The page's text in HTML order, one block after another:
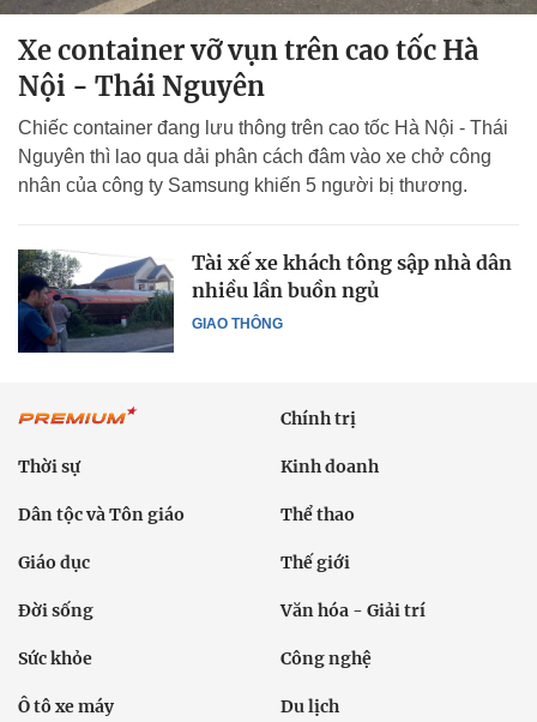
Xe container vỡ vụn trên cao tốc Hà
Nội - Thái Nguyên
Chiếc container đang lưu thông trên cao tốc Hà Nội - Thái
Nguyên thì lao qua dải phân cách đâm vào xe chở công
nhân của công ty Samsung khiến 5 người bị thương.
GIAO THÔNG
Tài xế xe khách tông sập nhà dân
nhiều lần buồn ngủ
Chính trị
Thời sự Kinh doanh
Dân tộc và Tôn giáo Thể thao
Giáo dục Thế giới
Đời sống Văn hóa - Giải trí
Sức khỏe Công nghệ
Ô tô xe máy Du lịch